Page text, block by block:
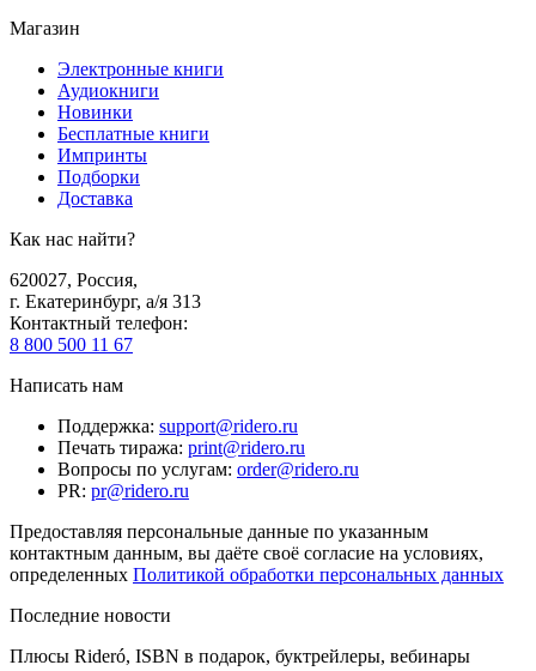
Магазин
Электронные книги
Аудиокниги
Новинки
Бесплатные книги
Импринты
Подборки
Доставка
Как нас найти?
620027, Россия,
г. Екатеринбург, а/я 313
Контактный телефон:
8 800 500 11 67
Написать нам
Поддержка: support@ridero.ru
Печать тиража: print@ridero.ru
Вопросы по услугам: order@ridero.ru
PR: pr@ridero.ru
Предоставляя персональные данные по указанным
контактным данным, вы даёте своё согласие на условиях,
определенных Политикой обработки персональных данных
Последние новости
Плюсы Rideró, ISBN в подарок, буктрейлеры, вебинары